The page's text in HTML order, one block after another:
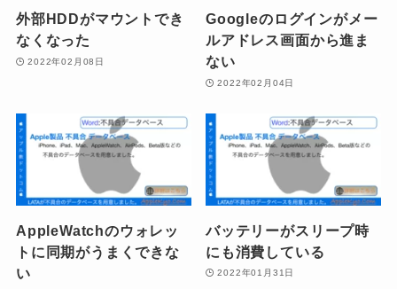
外部HDDがマウントでき
なくなった
2022年02月08日
Googleのログインがメー
ルアドレス画面から進ま
ない
2022年02月04日
AppleWatchのウォレッ
トに同期がうまくできな
い
バッテリーがスリープ時
にも消費している
2022年01月31日